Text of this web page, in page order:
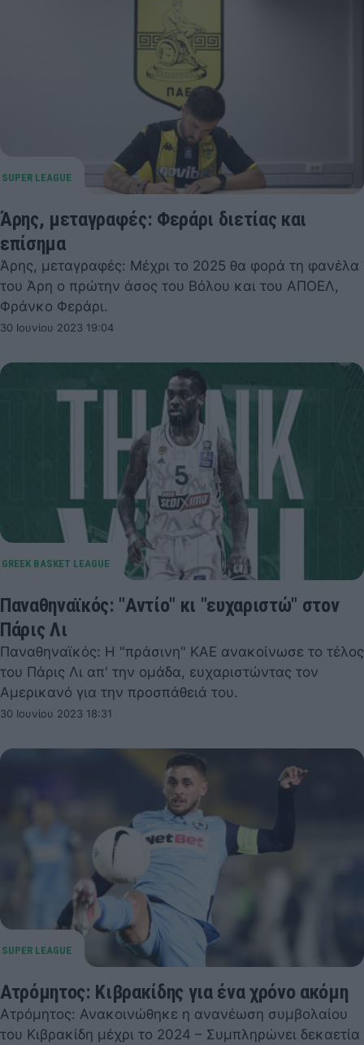
Άρης, μεταγραφές: Φεράρι διετίας και
επίσημα
Άρης, μεταγραφές: Μέχρι το 2025 θα φορά τη φανέλα
του Άρη ο πρώτην άσος του Βόλου και του ΑΠΟΕΛ,
Φράνκο Φεράρι.
30 Ιουνίου 2023 19:04
Παναθηναϊκός: "Αντίο" κι "ευχαριστώ" στον
Πάρις Λι
Παναθηναϊκός: Η "πράσινη" ΚΑΕ ανακοίνωσε το τέλος
του Πάρις Λι απ' την ομάδα, ευχαριστώντας τον
Αμερικανό για την προσπάθειά του.
30 Ιουνίου 2023 18:31
Ατρόμητος: Κιβρακίδης για ένα χρόνο ακόμη
Ατρόμητος: Ανακοινώθηκε η ανανέωση συμβολαίου
του Κιβρακίδη μέχρι το 2024 – Συμπληρώνει δεκαετία